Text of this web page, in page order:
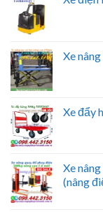
Xe
Xe đẩy
Xe
(nâng